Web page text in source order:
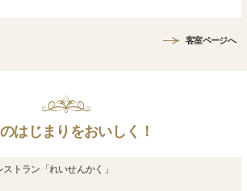
客室ページへ
はじまりをおいしく！
ストラン「れいせんかく」